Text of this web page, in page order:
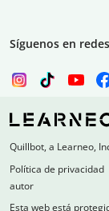
Síguenos en
Quillbot, a Learneo,
Política de privacidad
autor
Esta web está